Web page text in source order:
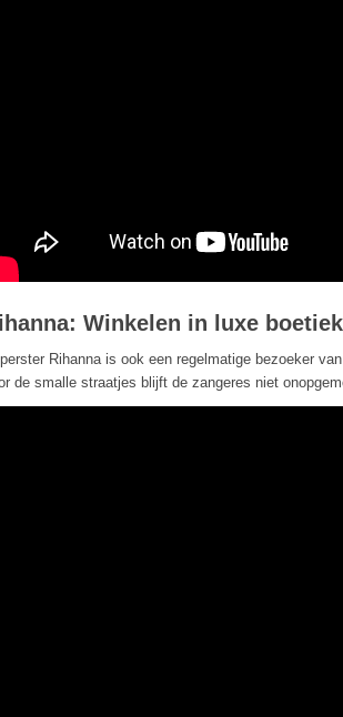
Winkelen in luxe
Rihanna is ook een regelmatige bezoeker
de smalle straatjes blijft de zangeres niet